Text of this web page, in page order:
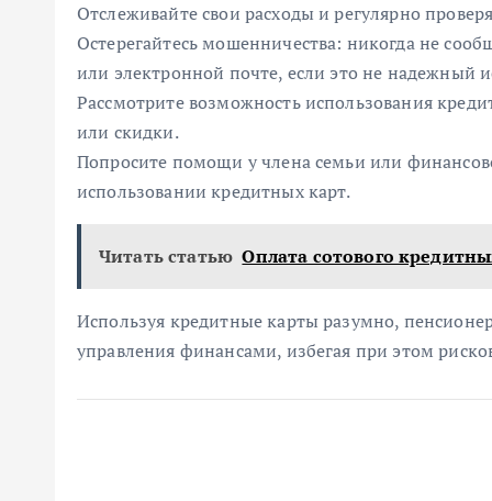
Отслеживайте свои расходы и регулярно
Остерегайтесь мошенничества: никогда не
или электронной почте, если это не надежный
Рассмотрите возможность использования
или скидки.
Попросите помощи у члена семьи или
использовании кредитных карт.
Читать статью Оплата сотового
Используя кредитные карты разумно,
управления финансами, избегая при этом